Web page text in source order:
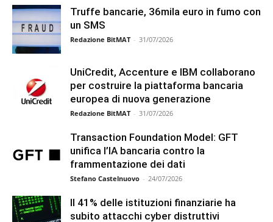
Truffe bancarie, 36mila euro in fumo con
un SMS
Redazione BitMAT - 31/07/2026
UniCredit, Accenture e IBM collaborano
per costruire la piattaforma bancaria
europea di nuova generazione
Redazione BitMAT - 31/07/2026
Transaction Foundation Model: GFT
unifica l’IA bancaria contro la
frammentazione dei dati
Stefano Castelnuovo - 24/07/2026
Il 41% delle istituzioni finanziarie ha
subito attacchi cyber distruttivi